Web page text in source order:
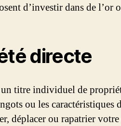
d’investir dans de l’or
directe
un titre individuel de
ou les caractéristiques
déplacer ou rapatrier